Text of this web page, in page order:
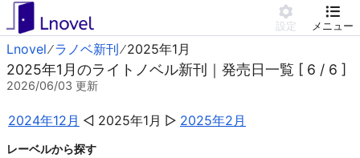
設定 メニュー
Lnovel ラノベ新刊 2025年1月
2025年1月のライトノベル新刊｜発売日一覧 [ 6 / 6 ]
2026/06/03 更新
2024年12月 2025年1月 2025年2月
レーベルから探す